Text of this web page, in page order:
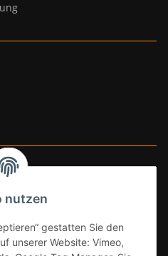
nutzen
gestatten Sie den
unserer Website: Vimeo,